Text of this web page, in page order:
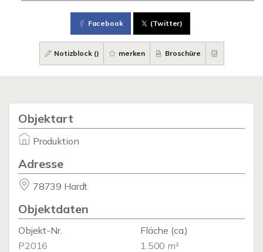
Facebook (Twitter)
Notizblock () merken Broschüre
Objektart
Produktion
Adresse
78739 Hardt
Objektdaten
Objekt-Nr.
P2016
Fläche (ca.)
1.500 m²